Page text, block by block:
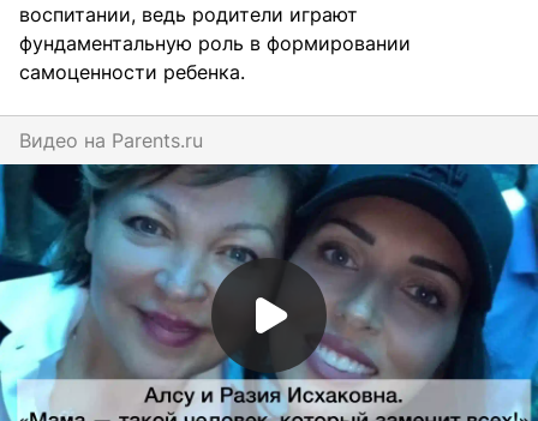
воспитании, ведь родители играют
фундаментальную роль в формировании
самоценности ребенка.
Видео на parents.ru